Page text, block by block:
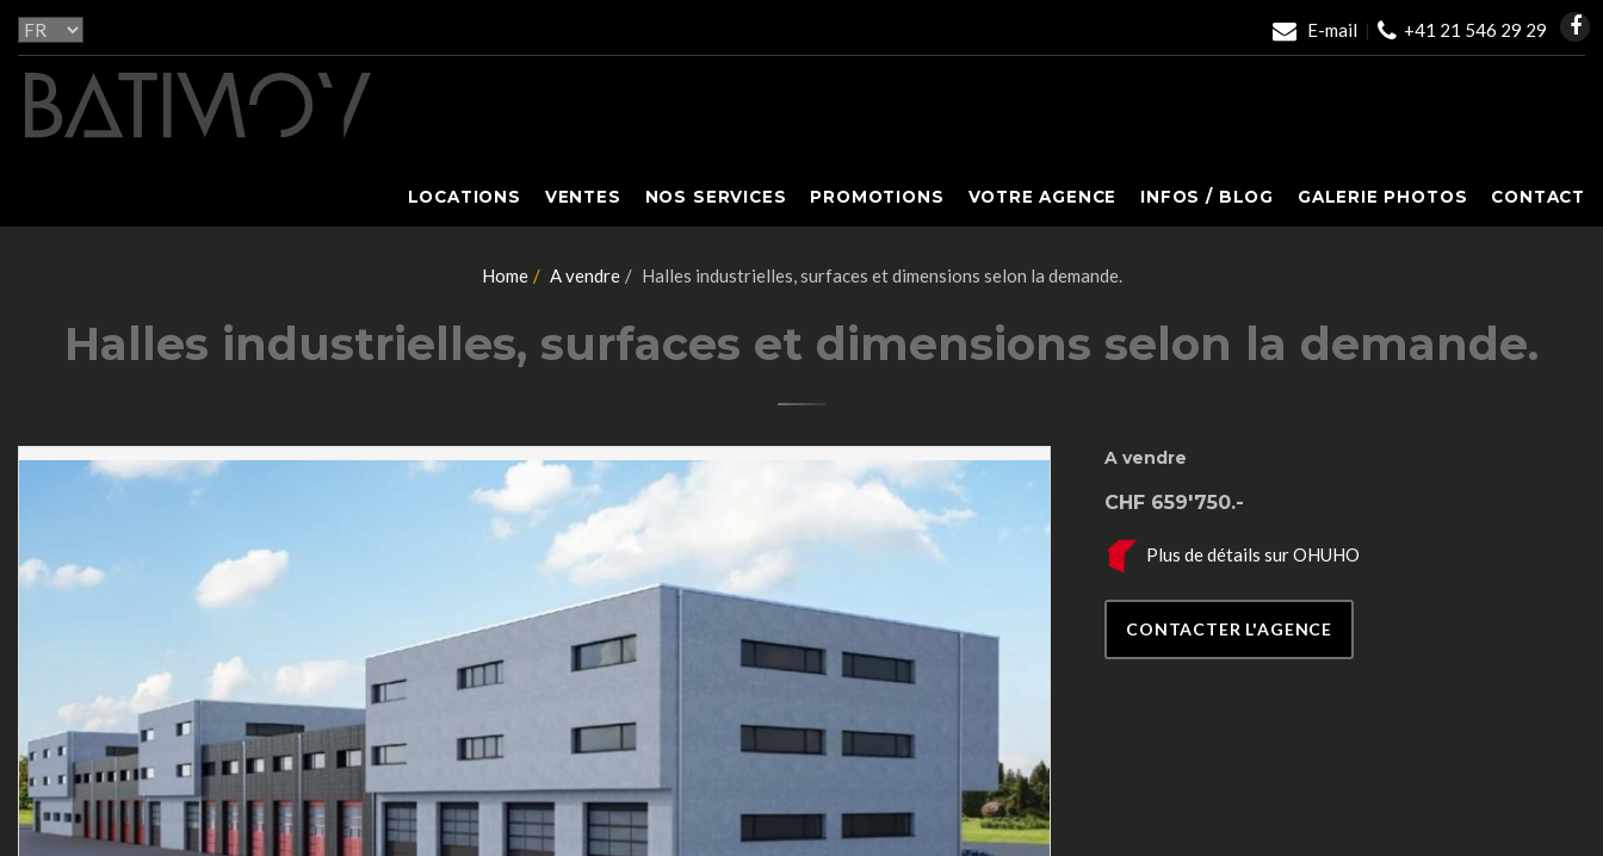
E-mail | +41 21 546 29 29
LOCATIONS VENTES NOS SERVICES PROMOTIONS VOTRE AGENCE INFOS / BLOG GALERIE PHOTOS CONTACT
Home A vendre Halles industrielles, surfaces et dimensions selon la demande.
Halles industrielles, surfaces et dimensions selon la demande.
A vendre
CHF 659'750.-
Plus de détails sur OHUHO
CONTACTER L'AGENCE